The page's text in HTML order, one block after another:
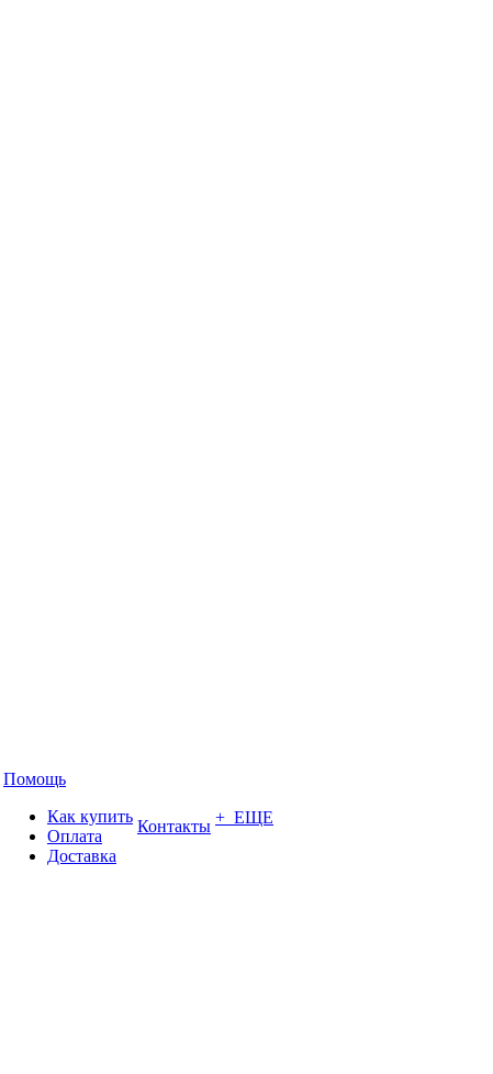
Помощь
Как купить
Оплата
Доставка
Контакты + ЕЩЕ